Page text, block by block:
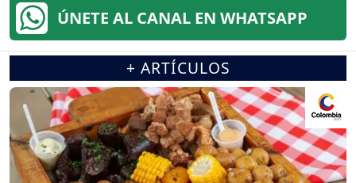
ÚNETE AL CANAL EN WHATSAPP
+ ARTÍCULOS